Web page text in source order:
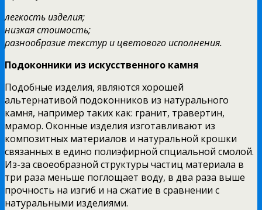
легкость изделия;
низкая стоимость;
разнообразие текстур и цветового исполнения.
Подоконники из искусственного камня
Подобные изделия, являются хорошей
альтернативой подоконников из натурального
камня, например таких как: гранит, травертин,
мрамор. Оконные изделия изготавливают из
композитных материалов и натуральной крошки
связанных в едино полиэфирной спциальной смолой.
Из-за своеобразной структуры частиц материала в
три раза меньше поглощает воду, в два раза выше
прочность на изгиб и на сжатие в сравнении с
натуральными изделиями.